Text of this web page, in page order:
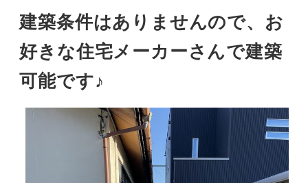
建築条件はありませんので、お
好きな住宅メーカーさんで建築
可能です♪